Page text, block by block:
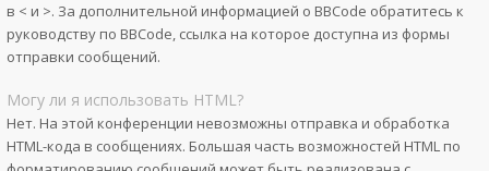
в < и >. За дополнительной информацией о BBCode обратитесь к
руководству по BBCode, ссылка на которое доступна из формы
отправки сообщений.
Могу ли я использовать HTML?
Нет. На этой конференции невозможны отправка и обработка
HTML-кода в сообщениях. Большая часть возможностей HTML по